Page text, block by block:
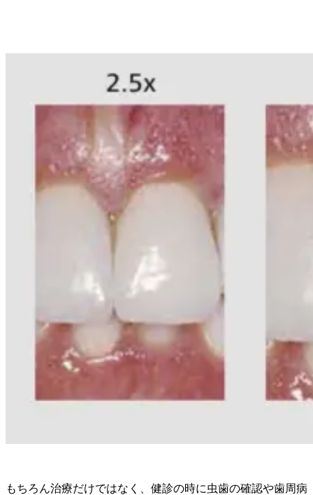
もちろん治療だけではなく、健診の時に虫歯の確認や歯周病